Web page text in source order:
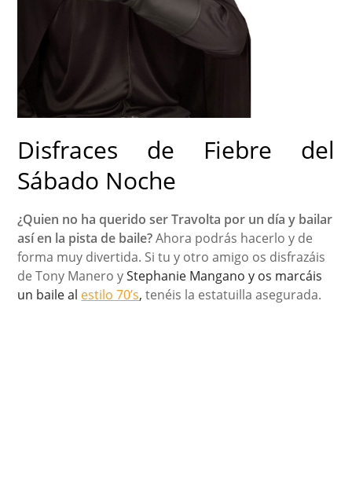
Disfraces de Fiebre del
Sábado Noche
¿Quien no ha querido ser Travolta por un día y bailar
así en la pista de baile?Ahora podrás hacerlo y de
forma muy divertida. Si tu y otro amigo os disfrazáis
de Tony Manero yStephanie Mangano y os marcáis
un baile al estilo 70’s, tenéis la estatuilla asegurada.